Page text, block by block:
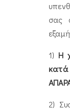
σας
1)Η
2)